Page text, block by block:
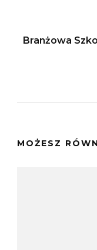
Branżowa
MOŻESZ